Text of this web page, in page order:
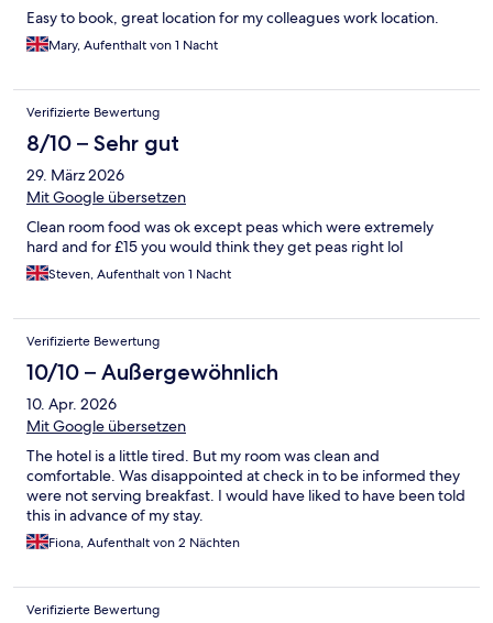
Easy to book, great location for my colleagues work location.
Mary, Aufenthalt von 1 Nacht
Verifizierte Bewertung
8/10 – Sehr gut
29. März 2026
Mit Google übersetzen
Clean room food was ok except peas which were extremely
hard and for £15 you would think they get peas right lol
Steven, Aufenthalt von 1 Nacht
Verifizierte Bewertung
10/10 – Außergewöhnlich
10. Apr. 2026
Mit Google übersetzen
The hotel is a little tired. But my room was clean and
comfortable. Was disappointed at check in to be informed they
were not serving breakfast. I would have liked to have been told
this in advance of my stay.
Fiona, Aufenthalt von 2 Nächten
Verifizierte Bewertung